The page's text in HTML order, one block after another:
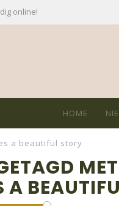
online!
HOME
a beautiful story
MET